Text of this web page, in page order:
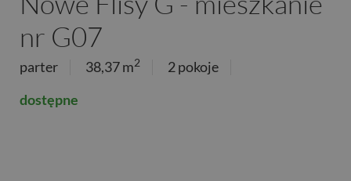
nr G07
parter 38,37 m2
2 pokoje
dostępne